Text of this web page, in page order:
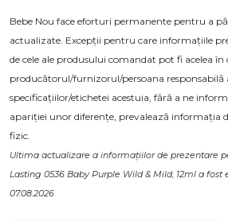
Bebe Nou face eforturi permanente pentru a
actualizate. Excepții pentru care informațiile
de cele ale produsului comandat pot fi acelea în
producătorul/furnizorul/persoana responsabilă
specificațiilor/etichetei acestuia, fără a ne
apariției unor diferențe, prevalează informația
fizic.
Ultima actualizare a informațiilor de prezentare
Lasting 0536 Baby Purple Wild & Mild, 12ml a
07.08.2026